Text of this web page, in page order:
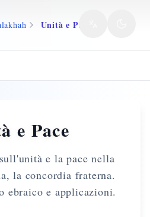
Unità e Pace
e Pace
e la pace nella
la concordia fraterna.
ebraico e applicazioni.